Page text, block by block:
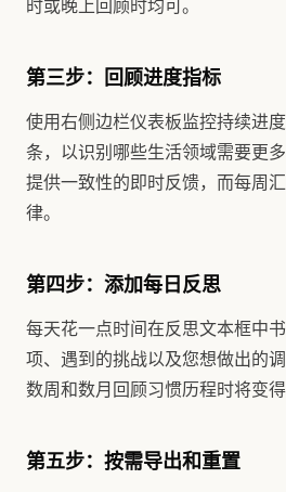
时或晚上回顾时均可。
第三步：回顾进度指标
使用右侧边栏仪表板监控持续进
条，以识别哪些生活领域需要更
提供一致性的即时反馈，而每周
律。
第四步：添加每日反思
每天花一点时间在反思文本框中
项、遇到的挑战以及您想做出的
数周和数月回顾习惯历程时将变得
第五步：按需导出和重置